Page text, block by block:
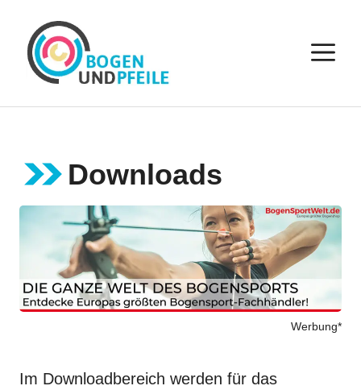
Inhalt
springen
Downloads
Werbung*
Im Downloadbereich werden für das